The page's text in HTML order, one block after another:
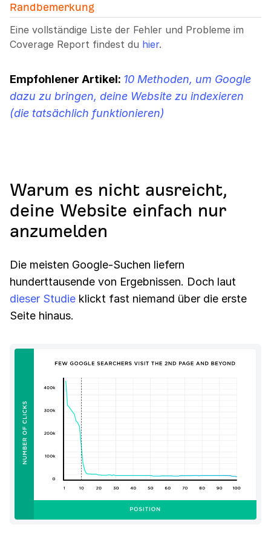
Randbemerkung
Eine vollständige Liste der Fehler und Probleme im
Coverage Report findest du hier.
Empfohlener Artikel: 10 Methoden, um Google
dazu zu bringen, deine Website zu indexieren
(die tatsächlich funktionieren)
Warum es nicht ausreicht,
deine Website einfach nur
anzumelden
Die meisten Google-Suchen liefern
hunderttausende von Ergebnissen. Doch laut
dieser Studie klickt fast niemand über die erste
Seite hinaus.